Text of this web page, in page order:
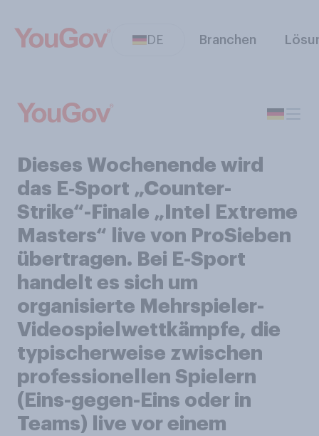
DE Branchen
Dieses Wochenende wird
das E‑Sport „Counter-
Strike“-Finale „Intel Extreme
Masters“ live von ProSieben
übertragen. Bei E-Sport
handelt es sich um
organisierte Mehrspieler-
Videospielwettkämpfe, die
typischerweise zwischen
professionellen Spielern
(Eins-gegen-Eins oder in
Teams) live vor einem